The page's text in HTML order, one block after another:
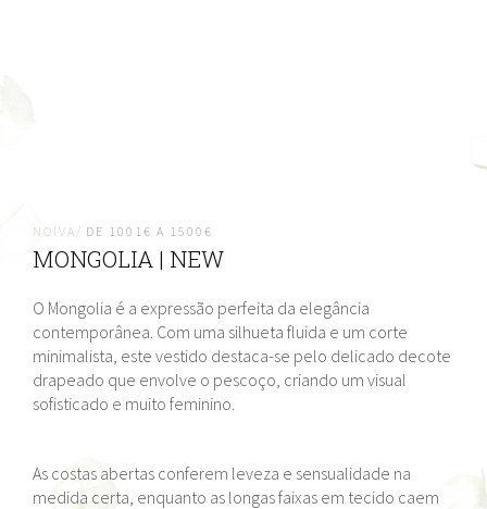
NOIVA/ DE 1001€ A 1500€
MONGOLIA | NEW
O Mongolia é a expressão perfeita da elegância
contemporânea. Com uma silhueta fluida e um corte
minimalista, este vestido destaca-se pelo delicado decote
drapeado que envolve o pescoço, criando um visual
sofisticado e muito feminino.
As costas abertas conferem leveza e sensualidade na
medida certa, enquanto as longas faixas em tecido caem